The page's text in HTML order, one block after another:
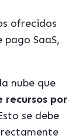
ofrecidos
SaaS,
nube que
recursos por
se debe